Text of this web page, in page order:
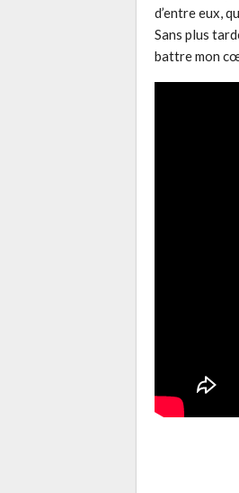
d’entre eux,
Sans plus
battre mon